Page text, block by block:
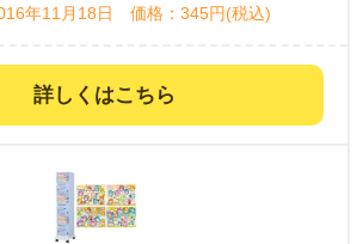
年11月18日 価格：345円(税込)
詳しくはこちら